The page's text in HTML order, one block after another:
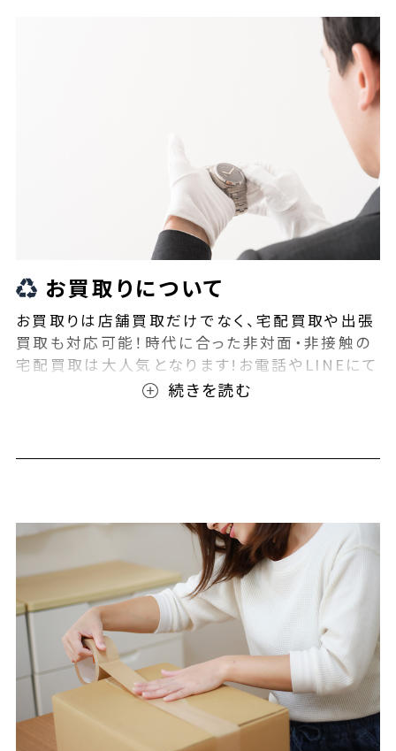
お買取りについて
お買取りは店舗買取だけでなく、宅配買取や出張
買取も対応可能！時代に合った非対面・非接触の
宅配買取は大人気となります!お電話やLINEにて
事前査定が可能となっております！また無料の宅